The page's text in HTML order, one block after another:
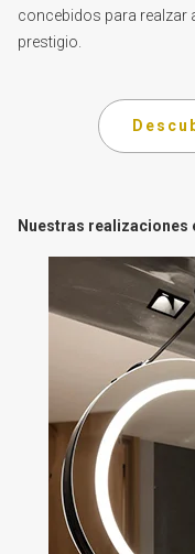
concebidos para realzar
prestigio.
Nuestras realizaciones